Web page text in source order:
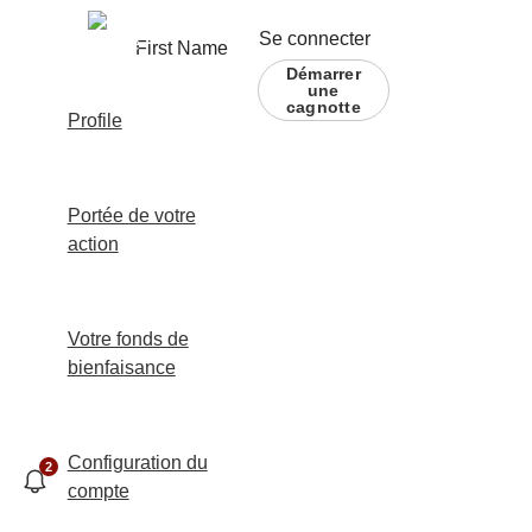
2
First Name
Profile
Portée de votre
action
Votre fonds de
bienfaisance
Configuration du
compte
Se connecter
Démarrer
une
cagnotte